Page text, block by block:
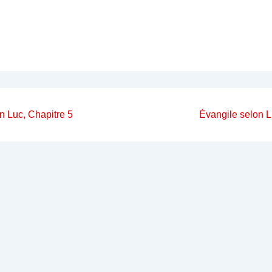
Luc, Chapitre 5
Next
Évangile selon